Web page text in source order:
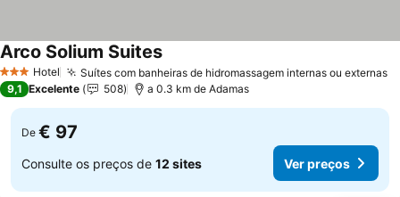
3 EstrelasHotel Suítes com banheiras de hidromassagem internas ou externas
Arco Solium Suites
9,1 Excelente 508 a 0.3 km de Adamas
De € 97
Consulte os preços de 12 sites Ver preços